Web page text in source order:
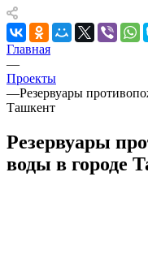
Главная
—
Проекты
—Резервуары
Ташкент
Резервуары
воды в городе